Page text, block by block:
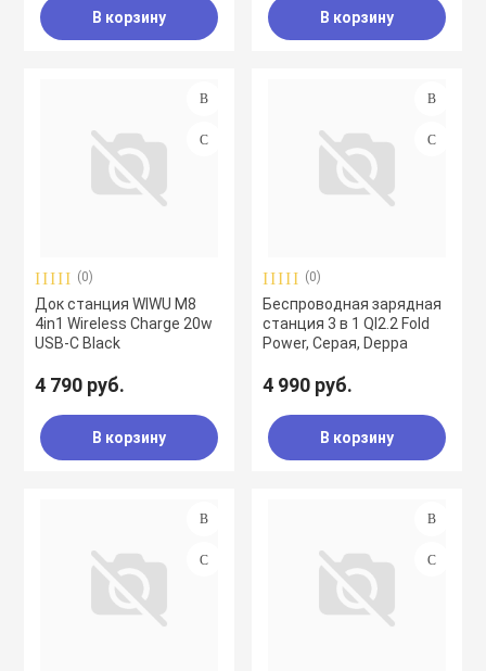
В корзину В корзину
(0)
Док станция WIWU M8
4in1 Wireless Charge 20w
USB-C Black
4 790 руб.
В корзину
(0)
Беспроводная зарядная
станция 3 в 1 QI2.2 Fold
Power, Серая, Deppa
4 990 руб.
В корзину